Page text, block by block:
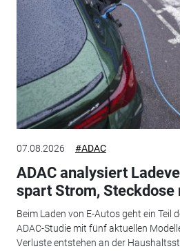
07.08.2026 #ADAC
ADAC analysiert
spart Strom, Steckdose
Beim Laden von E-Autos geht ein Teil
ADAC-Studie mit fünf aktuellen
Verluste entstehen an der